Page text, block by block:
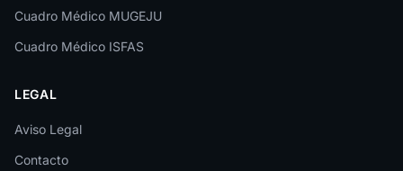
Lugo
Málaga
Melilla
Murcia
Cuadro Médico MUGEJU
Cuadro Médico ISFAS
LEGAL
Aviso Legal
Contacto